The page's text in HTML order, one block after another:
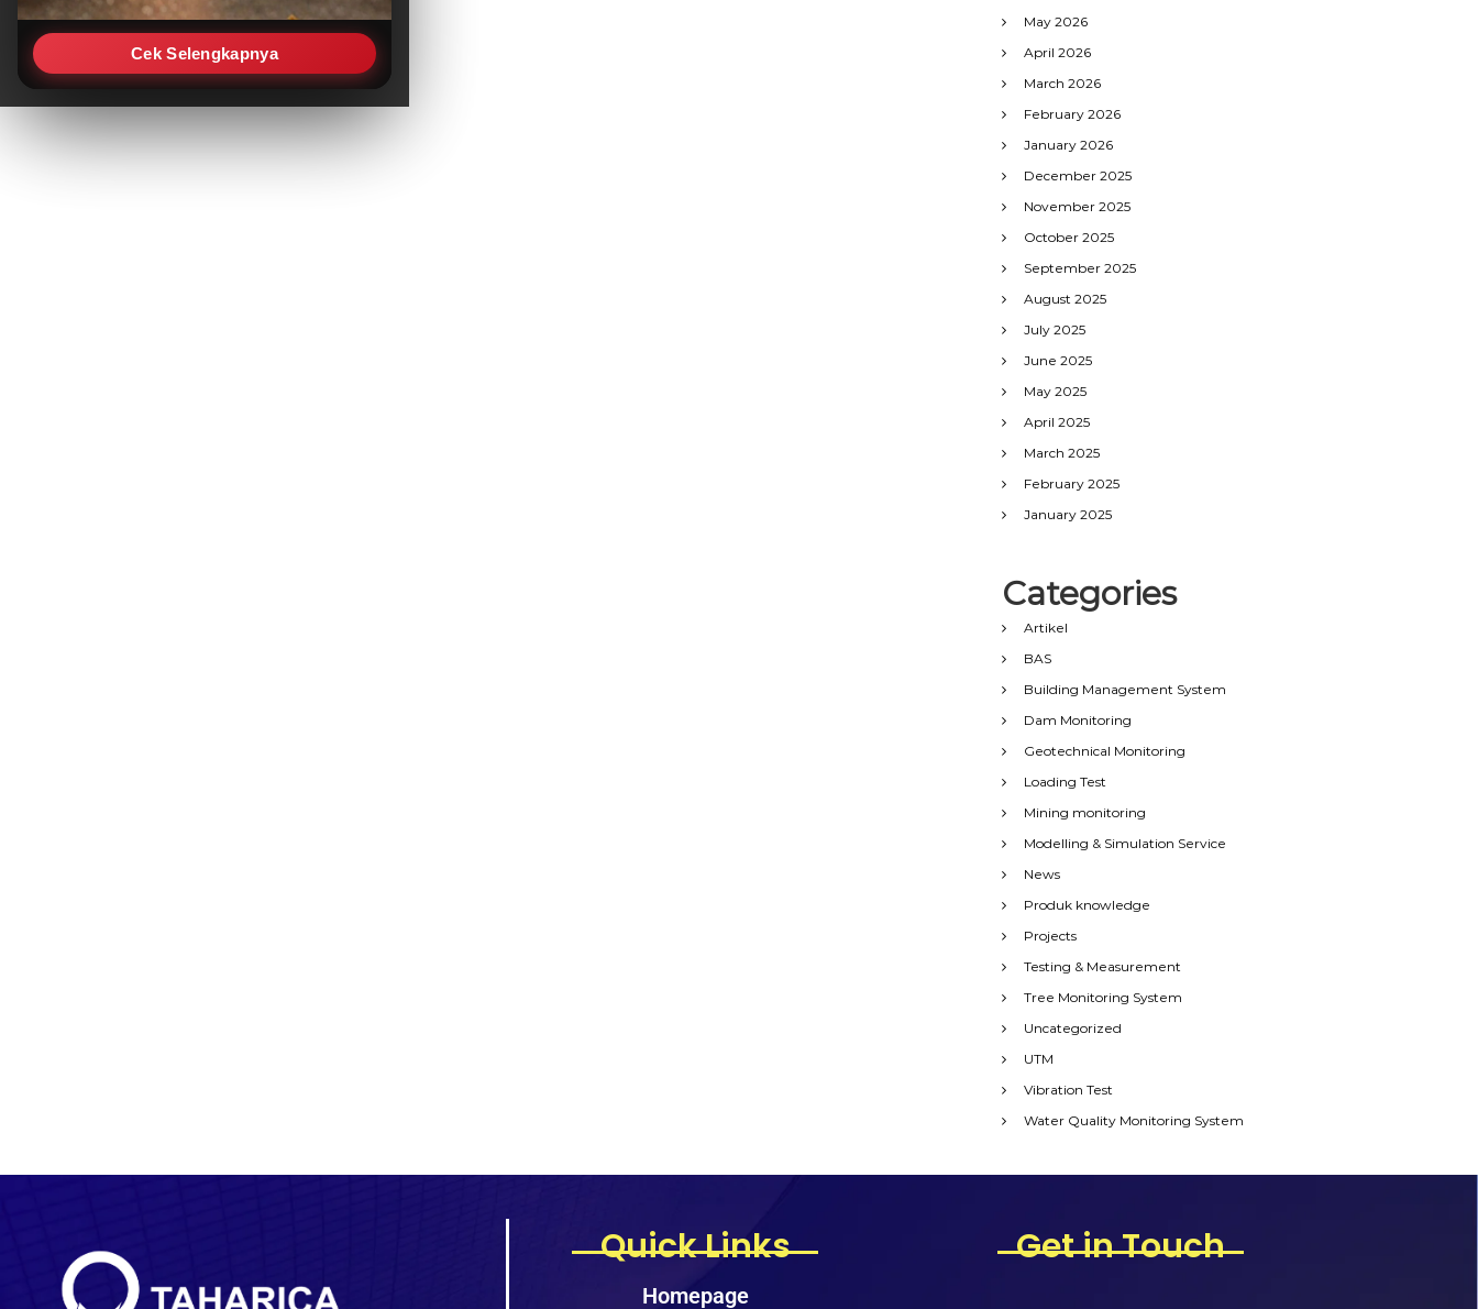
Cek Selengkapnya
May 2026
April 2026
March 2026
February 2026
January 2026
December 2025
November 2025
October 2025
September 2025
August 2025
July 2025
June 2025
May 2025
April 2025
March 2025
February 2025
January 2025
Categories
Artikel
BAS
Building Management System
Dam Monitoring
Geotechnical Monitoring
Loading Test
Mining monitoring
Modelling & Simulation Service
News
Produk knowledge
Projects
Testing & Measurement
Tree Monitoring System
Uncategorized
UTM
Vibration Test
Water Quality Monitoring System
Quick Links
Homepage
Get in Touch